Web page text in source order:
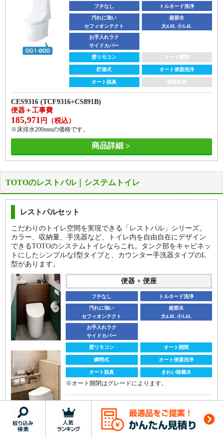
フチなし トルネード洗浄
汚れに強い
セフィオンテクト
超節水
大4.8L 小3.4L
お手入れラク
サイドカバー
壁リモコン オート開閉
貯湯式 オート便器洗浄
オート脱臭 温風乾燥
CES9316 (TCF9316+CS891B)
便器＋工事費
185,971 円（税込）
※床排水200mmの価格です。
商品詳細
TOTOのレストパル｜システムトイレ
レストパルセット
こだわりのトイレ空間を実現できる「レストパル」シリーズ。
カラー、収納量、手洗器など、トイレ内を自由自在にデザイン
できるTOTOのシステムトイレならこれ。タンク部をキャビネッ
トにしたシンプルなI型タイプと、カウンター手洗器タイプのL
型があります。
便器 + 便座
フチなし トルネード洗浄
汚れに強い
セフィオンテクト
超節水
大4.8L 小3.6L
お手入れラク
サイドカバー
壁リモコン オート開閉
瞬間式 オート便器洗浄
オート脱臭 きれい除菌水
※オート開閉はグレードによります。
プランチェックシート掲載のメー
カー希望小売価格より